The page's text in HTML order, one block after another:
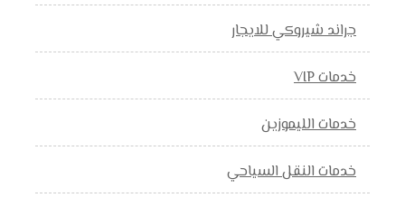
جراند شيروكي للايجار
خدمات VIP
خدمات الليموزين
خدمات النقل السياحي